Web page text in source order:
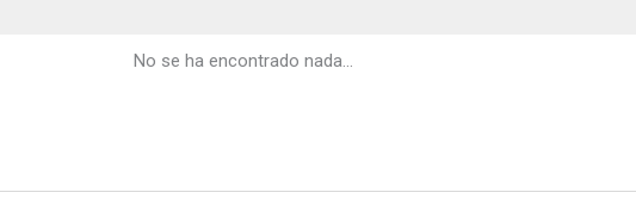
No se ha encontrado nada...